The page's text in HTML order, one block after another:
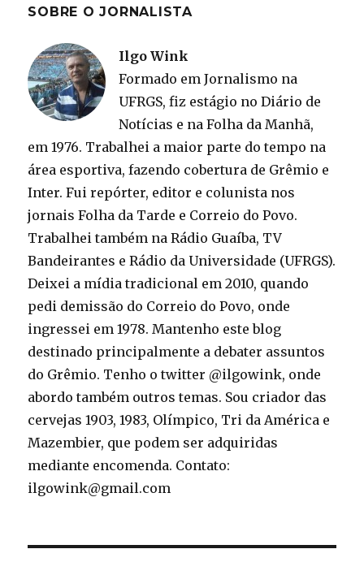
SOBRE O JORNALISTA
Ilgo Wink
Formado em Jornalismo na
UFRGS, fiz estágio no Diário de
Notícias e na Folha da Manhã,
em 1976. Trabalhei a maior parte do tempo na
área esportiva, fazendo cobertura de Grêmio e
Inter. Fui repórter, editor e colunista nos
jornais Folha da Tarde e Correio do Povo.
Trabalhei também na Rádio Guaíba, TV
Bandeirantes e Rádio da Universidade (UFRGS).
Deixei a mídia tradicional em 2010, quando
pedi demissão do Correio do Povo, onde
ingressei em 1978. Mantenho este blog
destinado principalmente a debater assuntos
do Grêmio. Tenho o twitter @ilgowink, onde
abordo também outros temas. Sou criador das
cervejas 1903, 1983, Olímpico, Tri da América e
Mazembier, que podem ser adquiridas
mediante encomenda. Contato:
ilgowink@gmail.com